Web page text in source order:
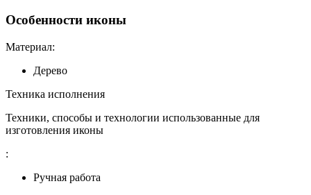
Особенности иконы
Материал:
Дерево
Техника исполнения
Техники, способы и технологии использованные для
изготовления иконы
:
Ручная работа